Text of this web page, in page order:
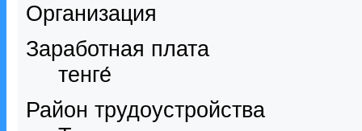
Организация
Заработная плата
тенге́
Район трудоустройства